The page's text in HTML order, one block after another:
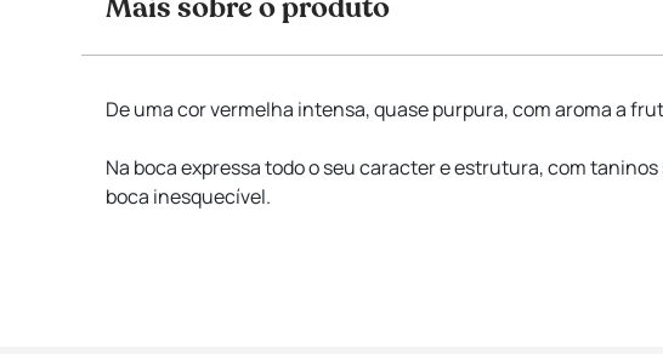
De uma cor vermelha intensa, quase purpura, com aroma a
Na boca expressa todo o seu caracter e estrutura, com
boca inesquecível.